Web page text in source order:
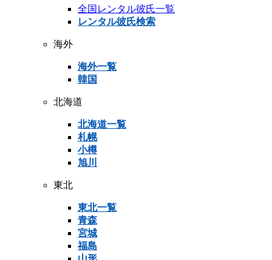
全国レンタル彼氏一覧
レンタル彼氏検索
海外
海外一覧
韓国
北海道
北海道一覧
札幌
小樽
旭川
東北
東北一覧
青森
宮城
福島